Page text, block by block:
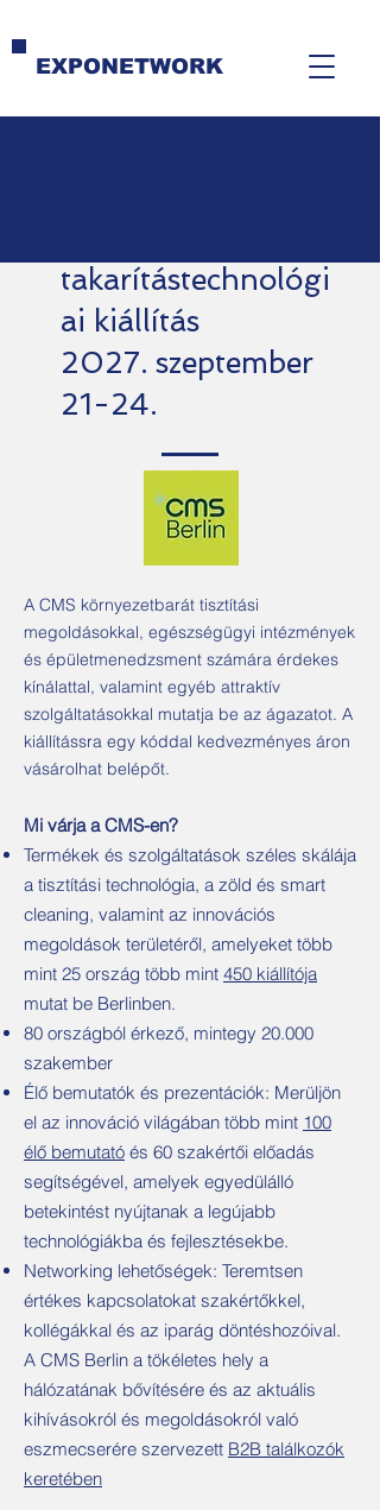
EXPONETWORK
A CMS környezetbarát tisztítási
megoldásokkal, egészségügyi intézmények
és épületmenedzsment számára érdekes
kínálattal, valamint egyéb attraktív
szolgáltatásokkal mutatja be az ágazatot. A
kiállítássra egy kóddal kedvezményes áron
vásárolhat belépőt.
Mi várja a CMS-en?
Termékek és szolgáltatások széles skálája
a tisztítási technológia, a zöld és smart
cleaning, valamint az innovációs
megoldások területéről, amelyeket több
mint 25 ország több mint 450 kiállítója
mutat be Berlinben.
80 országból érkező, mintegy 20.000
szakember
Élő bemutatók és prezentációk: Merüljön
el az innováció világában több mint 100
élő bemutató és 60 szakértői előadás
segítségével, amelyek egyedülálló
betekintést nyújtanak a legújabb
technológiákba és fejlesztésekbe.
Networking lehetőségek: Teremtsen
értékes kapcsolatokat szakértőkkel,
kollégákkal és az iparág döntéshozóival.
A CMS Berlin a tökéletes hely a
hálózatának bővítésére és az aktuális
kihívásokról és megoldásokról való
eszmecserére szervezett B2B találkozók
keretében
takarítástechnológi
ai kiállítás
2027. szeptember
21-24.